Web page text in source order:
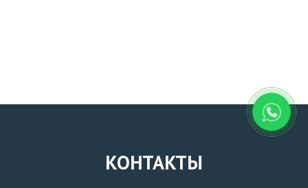
КОНТАКТЫ